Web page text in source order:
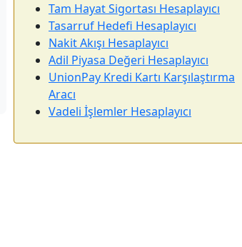
Tam Hayat Sigortası Hesaplayıcı
Tasarruf Hedefi Hesaplayıcı
Nakit Akışı Hesaplayıcı
Adil Piyasa Değeri Hesaplayıcı
UnionPay Kredi Kartı Karşılaştırma
Aracı
Vadeli İşlemler Hesaplayıcı